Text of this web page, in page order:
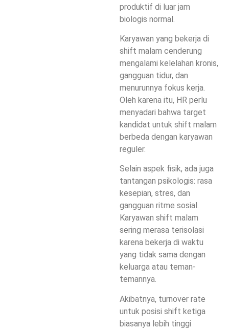
produktif di luar jam
biologis normal.
Karyawan yang bekerja di
shift malam cenderung
mengalami kelelahan kronis,
gangguan tidur, dan
menurunnya fokus kerja.
Oleh karena itu, HR perlu
menyadari bahwa target
kandidat untuk shift malam
berbeda dengan karyawan
reguler.
Selain aspek fisik, ada juga
tantangan psikologis: rasa
kesepian, stres, dan
gangguan ritme sosial.
Karyawan shift malam
sering merasa terisolasi
karena bekerja di waktu
yang tidak sama dengan
keluarga atau teman-
temannya.
Akibatnya, turnover rate
untuk posisi shift ketiga
biasanya lebih tinggi